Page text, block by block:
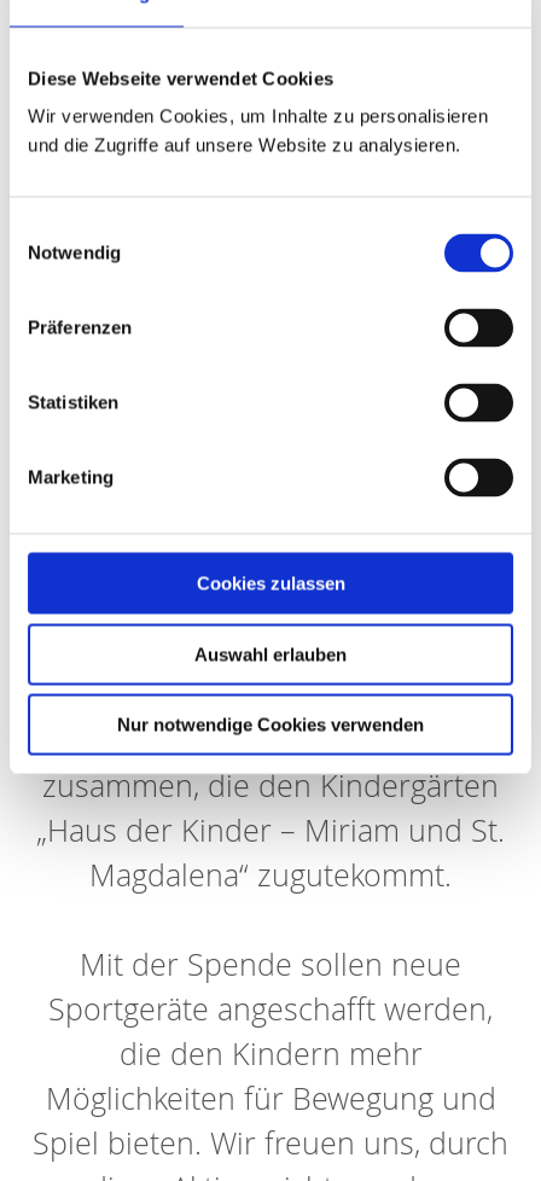
Diese Webseite verwendet Cookies
Wir verwenden Cookies, um Inhalte zu personalisieren
und die Zugriffe auf unsere Website zu analysieren.
Notwendig
Präferenzen
Statistiken
Marketing
Cookies zulassen
Auswahl erlauben
Nur notwendige Cookies verwenden
Zum Jahresauftakt fand der
bei dem 560 Läuferinnen und
Runden um die malerische Altstadt
drehten – und das für einen guten
Zweck. In diesem Jahr waren wir als
Sponsor mit dabei und haben für
gespendet.
Dank der großartigen Leistung der
Teilnehmer kam eine
Spendensumme von 1.122 €
zusammen, die den Kindergärten
„Haus der Kinder – Miriam und St.
Magdalena“ zugutekommt.
Mit der Spende sollen neue
Sportgeräte angeschafft werden,
die den Kindern mehr
Möglichkeiten für Bewegung und
Spiel bieten. Wir freuen uns, durch